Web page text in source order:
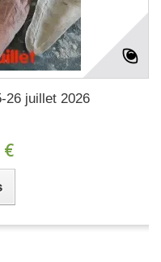
26 juillet 2026